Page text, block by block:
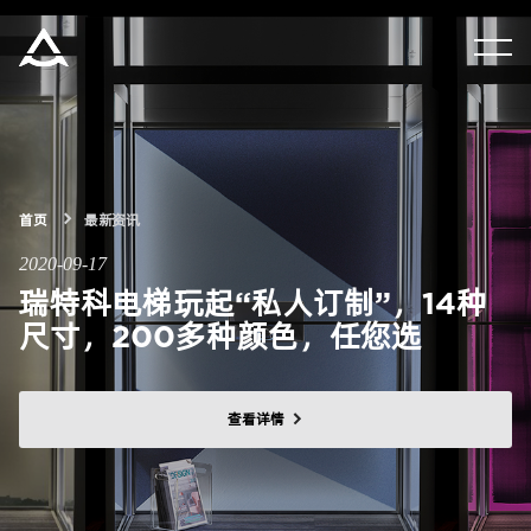
集团资讯
解决方案
关于瑞特科
合作伙伴
CN
首页 最新资讯
2020-09-17
瑞特科电梯玩起“私人订制”，14种
尺寸，200多种颜色，任您选
查看详情